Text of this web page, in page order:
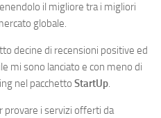
il migliore tra i migliori
globale.
decine di recensioni positive ed
mi sono lanciato e con meno di
nel pacchetto StartUp.
provare i servizi offerti da